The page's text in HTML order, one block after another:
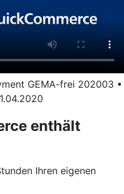
GEMA-frei 202003 •
enthält
Ihren eigenen